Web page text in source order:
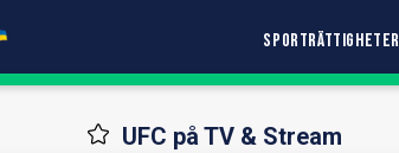
SPORTRÄTTIGHETER
UFC på TV & Stream